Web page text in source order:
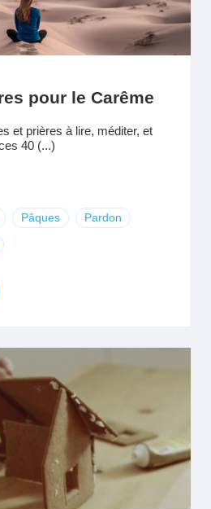
pour le Carême
et prières à lire, méditer, et
40 (...)
Pâques Pardon